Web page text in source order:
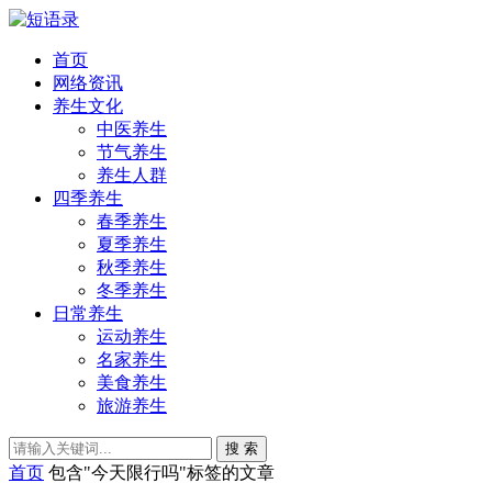
首页
网络资讯
养生文化
中医养生
节气养生
养生人群
四季养生
春季养生
夏季养生
秋季养生
冬季养生
日常养生
运动养生
名家养生
美食养生
旅游养生
搜 索
首页 包含"今天限行吗"标签的文章